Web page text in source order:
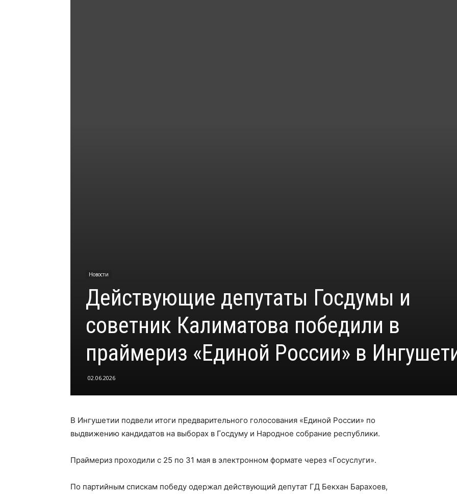
Новости
Действующие депутаты Госдумы и
советник Калиматова победили в
праймериз «Единой России» в
02.06.2026
В Ингушетии подвели итоги предварительного голосования «Единой России» по
выдвижению кандидатов на выборах в Госдуму и Народное собрание республики.
Праймериз проходили с 25 по 31 мая в электронном формате через «Госуслуги».
По партийным спискам победу одержал действующий депутат ГД Бекхан Барахоев,